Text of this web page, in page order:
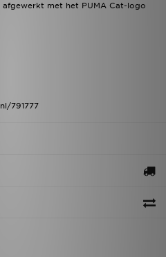
met het PUMA Cat-logo
791777